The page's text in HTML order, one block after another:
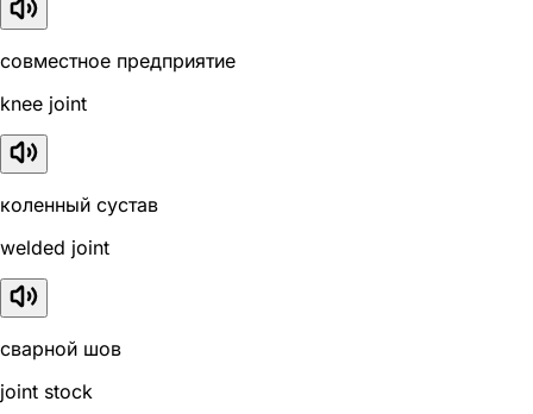
совместное предприятие
knee joint
коленный сустав
welded joint
сварной шов
joint stock